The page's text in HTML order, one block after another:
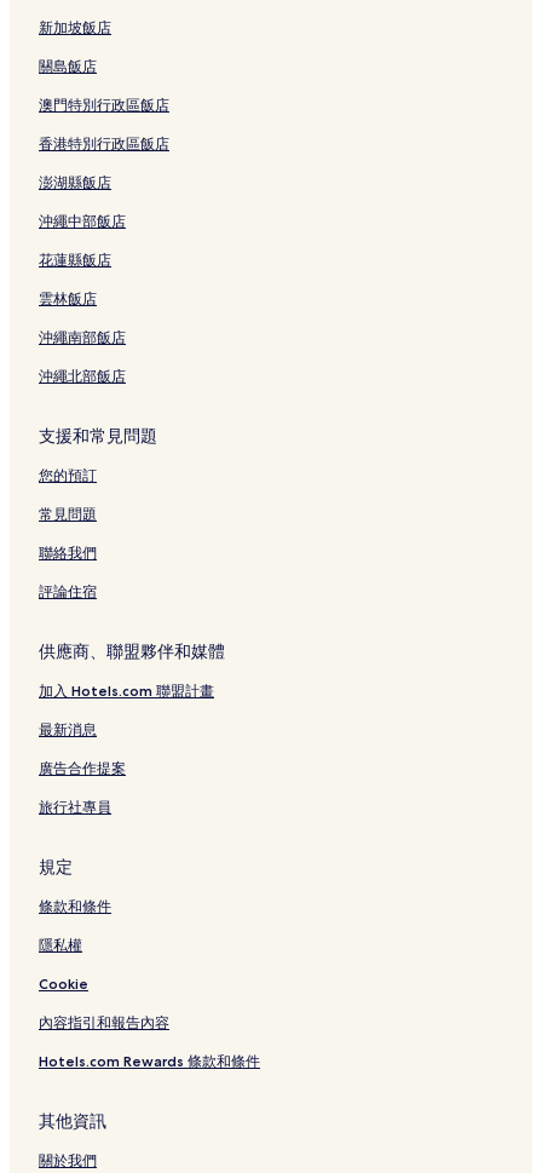
新加坡飯店
關島飯店
澳門特別行政區飯店
香港特別行政區飯店
澎湖縣飯店
沖繩中部飯店
花蓮縣飯店
雲林飯店
沖繩南部飯店
沖繩北部飯店
支援和常見問題
您的預訂
常見問題
聯絡我們
評論住宿
供應商、聯盟夥伴和媒體
加入 Hotels.com 聯盟計畫
最新消息
廣告合作提案
旅行社專員
規定
條款和條件
隱私權
Cookie
內容指引和報告內容
Hotels.com Rewards 條款和條件
其他資訊
關於我們